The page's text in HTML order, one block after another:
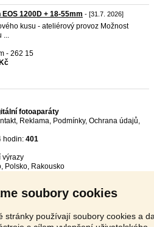
soubory cookies
stránky používají soubory cookies a
EOS 1200D + 18-55mm - [31.7. 2026]
kusu - ateliérový provoz Možnost
...
- 262 15
fotoaparáty
, Reklama, Podmínky, Ochrana údajů,
hodin: 401
výrazy
, Polsko, Rakousko